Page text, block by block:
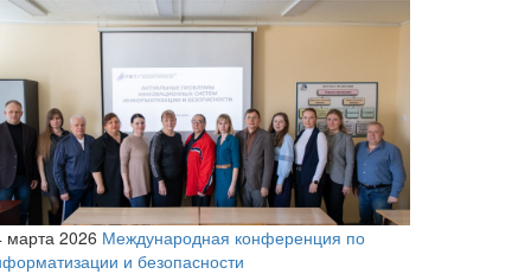
марта 2026 Международная конференция по
и безопасности